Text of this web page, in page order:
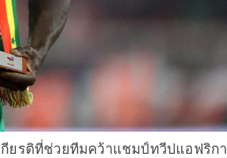
กียรติที่ช่วยทีมคว้าแชมป์ทวีปแอฟริกา